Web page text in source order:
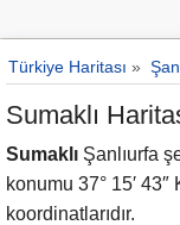
Türkiye Haritası »
Sumaklı
Sumaklı Şanlıurfa
konumu 37° 15′
koordinatlarıdır.